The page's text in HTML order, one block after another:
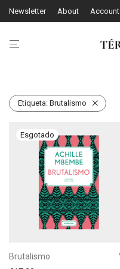
Newsletter About Account
Etiqueta: Brutalismo
Brutalismo